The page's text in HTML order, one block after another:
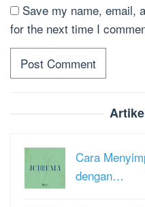
Save my name, email,
for the next time I
Cara
dengan…